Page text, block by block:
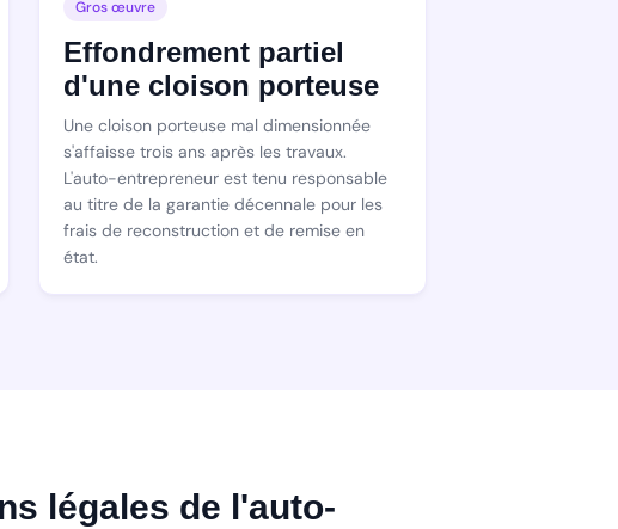
Gros œuvre
Effondrement partiel
d'une cloison porteuse
Une cloison porteuse mal dimensionnée
s'affaisse trois ans après les travaux.
L'auto-entrepreneur est tenu responsable
au titre de la garantie décennale pour les
frais de reconstruction et de remise en
état.
légales de l'auto-